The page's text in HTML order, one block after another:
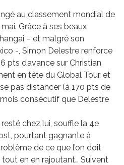
au classement mondial de
Grâce à ses beaux
– et malgré son
-, Simon Delestre renforce
pts d’avance sur Christian
en tête du Global Tour, et
pas distancer (à 170 pts de
consécutif que Delestre
resté chez lui, souffle la 4e
pourtant gagnante à
de ce que l’on doit
en en rajoutant… Suivent